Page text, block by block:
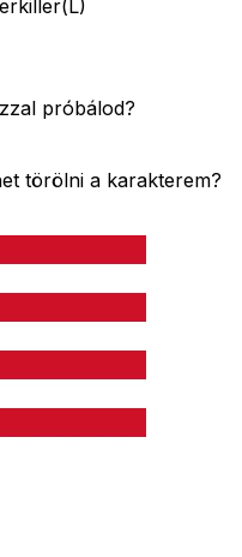
próbálod?
törölni a karakterem?